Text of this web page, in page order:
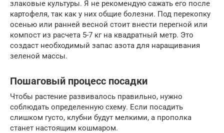
злаковые культуры. Я не рекомендую сажать его после
картофеля, так как у них общие болезни. Под перекопку
осенью или ранней весной стоит внести перегной или
компост из расчета 5-7 кг на квадратный метр. Это
создаст необходимый запас азота для наращивания
зеленой массы.
Пошаговый процесс посадки
Чтобы растение развивалось правильно, нужно
соблюдать определенную схему. Если посадить
слишком густо, клубни будут мелкими, а прополка
станет настоящим кошмаром.